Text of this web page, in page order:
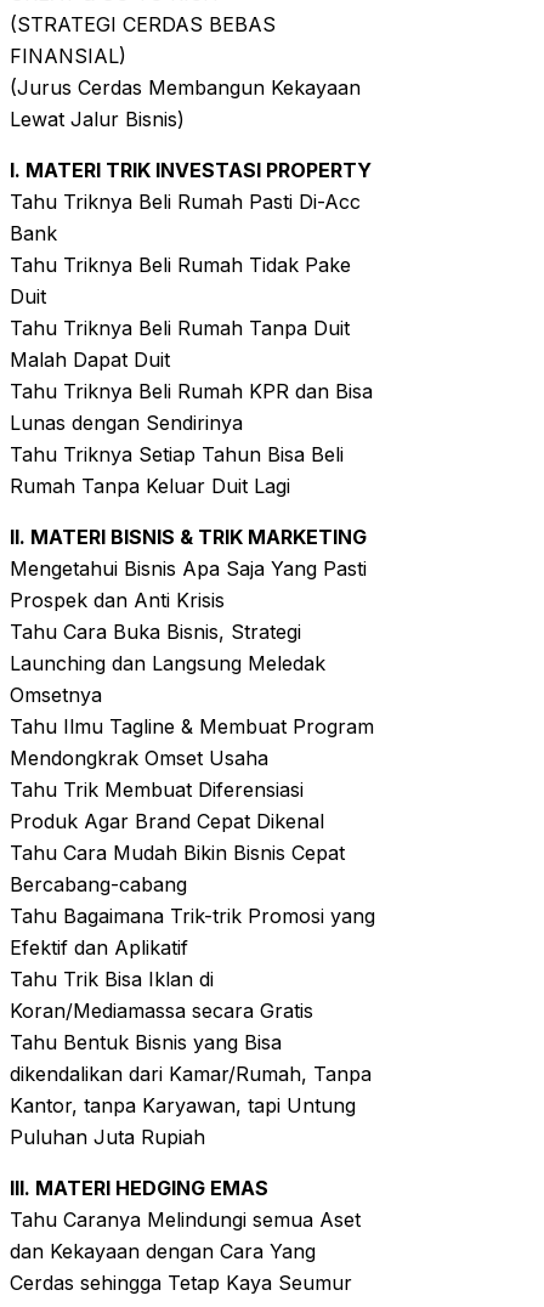
(STRATEGI CERDAS BEBAS
FINANSIAL)
(Jurus Cerdas Membangun Kekayaan
Lewat Jalur Bisnis)
I. MATERI TRIK INVESTASI PROPERTY
Tahu Triknya Beli Rumah Pasti Di-Acc
Bank
Tahu Triknya Beli Rumah Tidak Pake
Duit
Tahu Triknya Beli Rumah Tanpa Duit
Malah Dapat Duit
Tahu Triknya Beli Rumah KPR dan Bisa
Lunas dengan Sendirinya
Tahu Triknya Setiap Tahun Bisa Beli
Rumah Tanpa Keluar Duit Lagi
II. MATERI BISNIS & TRIK MARKETING
Mengetahui Bisnis Apa Saja Yang Pasti
Prospek dan Anti Krisis
Tahu Cara Buka Bisnis, Strategi
Launching dan Langsung Meledak
Omsetnya
Tahu Ilmu Tagline & Membuat Program
Mendongkrak Omset Usaha
Tahu Trik Membuat Diferensiasi
Produk Agar Brand Cepat Dikenal
Tahu Cara Mudah Bikin Bisnis Cepat
Bercabang-cabang
Tahu Bagaimana Trik-trik Promosi yang
Efektif dan Aplikatif
Tahu Trik Bisa Iklan di
Koran/Mediamassa secara Gratis
Tahu Bentuk Bisnis yang Bisa
dikendalikan dari Kamar/Rumah, Tanpa
Kantor, tanpa Karyawan, tapi Untung
Puluhan Juta Rupiah
III. MATERI HEDGING EMAS
Tahu Caranya Melindungi semua Aset
dan Kekayaan dengan Cara Yang
Cerdas sehingga Tetap Kaya Seumur